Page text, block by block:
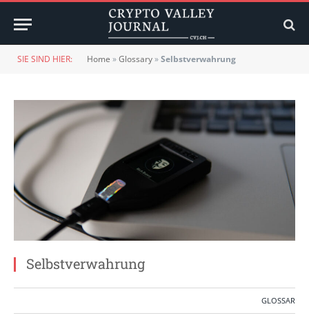
SIE SIND HIER: Home »Glossary»Selbstverwahrung
Selbstverwahrung
GLOSSAR